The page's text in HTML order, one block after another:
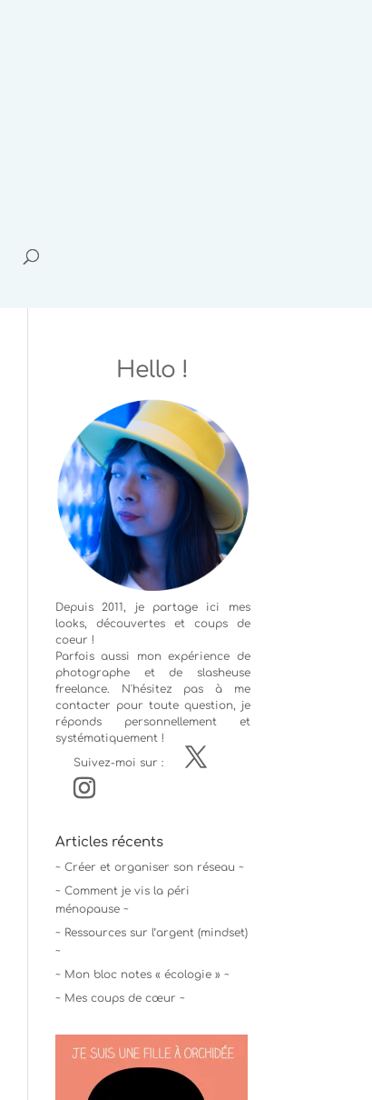
Hello !
Depuis 2011, je partage ici mes
looks, découvertes et coups de
coeur !
Parfois aussi mon expérience de
photographeet de slasheuse
freelance. N'hésitez pas à me
contacter pour toute question, je
réponds personnellement et
systématiquement !
Suivez-moi sur :
Articles récents
~ Créer et organiser son réseau ~
~ Comment je vis la péri
ménopause ~
~ Ressources sur l’argent (mindset)
~
~ Mon bloc notes « écologie » ~
~ Mes coups de cœur ~